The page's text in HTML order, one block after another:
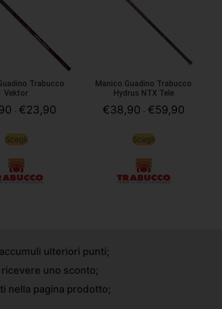
Trabucco
Vektor
- €23,90
Scegli
Manico Guadino Trabucco
Hydrus NTX Tele
€38,90 - €59,90
Scegli
ulteriori punti;
uno sconto;
nella pagina prodotto;